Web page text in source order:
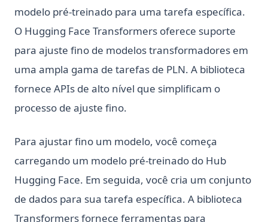
modelo pré-treinado para uma tarefa específica.
O Hugging Face Transformers oferece suporte
para ajuste fino de modelos transformadores em
uma ampla gama de tarefas de PLN. A biblioteca
fornece APIs de alto nível que simplificam o
processo de ajuste fino.
Para ajustar fino um modelo, você começa
carregando um modelo pré-treinado do Hub
Hugging Face. Em seguida, você cria um conjunto
de dados para sua tarefa específica. A biblioteca
Transformers fornece ferramentas para